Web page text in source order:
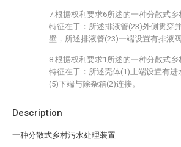
Description
一种分散式乡村污水处理装置
7.根据权利要求6所述的一种分散式
特征在于：所述排液管(23)外侧贯穿
壁，所述排液管(23)一端设置有排液阀
8.根据权利要求1所述的一种分散式
特征在于：所述壳体(1)上端设置有
(5)下端与除杂箱(2)连接。